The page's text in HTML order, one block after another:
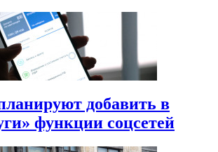
добавить в
функции соцсетей